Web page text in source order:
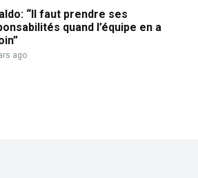
“Il faut prendre ses
quand l’équipe en a
ago